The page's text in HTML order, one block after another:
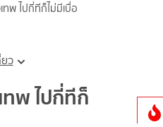
ทพ ไปกี่ทีก็ไม่มีเบื่อ
ว
ทพ ไปกี่ทีก็